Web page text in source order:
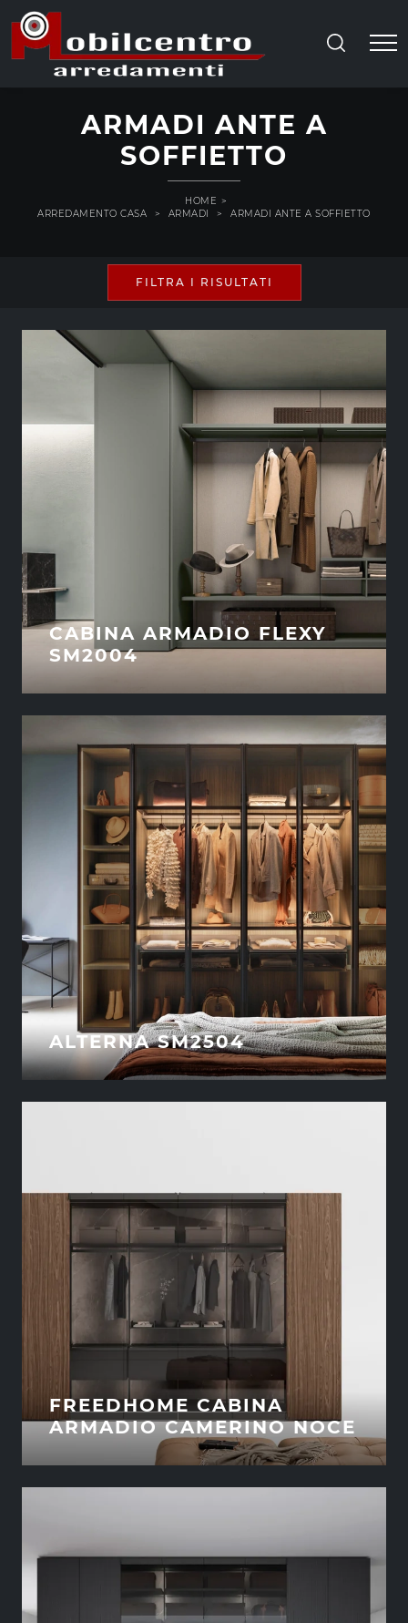
ARMADI ANTE A
SOFFIETTO
HOME >
ARREDAMENTO CASA
> ARMADI > ARMADI ANTE A SOFFIETTO
FILTRA I RISULTATI
CABINA ARMADIO FLEXY
SM2004
ALTERNA SM2504
FREEDHOME CABINA
ARMADIO CAMERINO NOCE